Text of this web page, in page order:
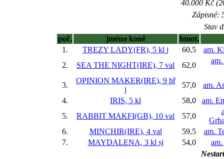
40.000 Kč
Zápisné:
Stav
poř.
jméno koně
hmot.
1.
TREZY LADY(FR), 5 kl j 60,5
am.
2.
SEA THE NIGHT(IRE), 7 val 62,0
3.
OPINION MAKER(IRE), 9 hř
j
57,0
am.
4.
IRIS, 5 kl 58,0
am.
5.
RABBIT MAKFI(GB), 10 val 57,0
6.
MINCHIR(IRE), 4 val 59,5
am.
7.
MAYDALENA, 3 kl sj 54,0